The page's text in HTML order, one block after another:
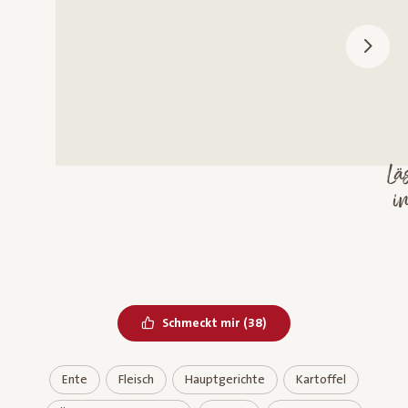
Schmeckt mir Bereits geliked
(38)
Ente Fleisch Hauptgerichte Kartoffel